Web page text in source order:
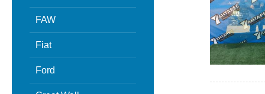
FAW
Fiat
Ford